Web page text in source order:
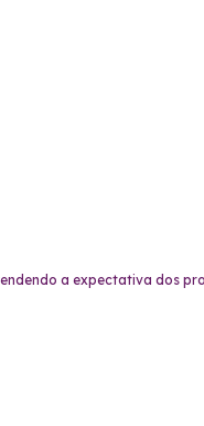
a expectativa dos